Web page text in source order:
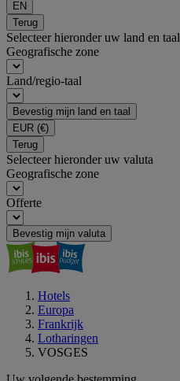
EN
Terug
Selecteer hieronder uw land en taal
Geografische zone
Land/regio-taal
Bevestig mijn land en taal
EUR (€)
Terug
Selecteer hieronder uw valuta
Geografische zone
Offerte
Bevestig mijn valuta
Hotels
Europa
Frankrijk
Lotharingen
VOSGES